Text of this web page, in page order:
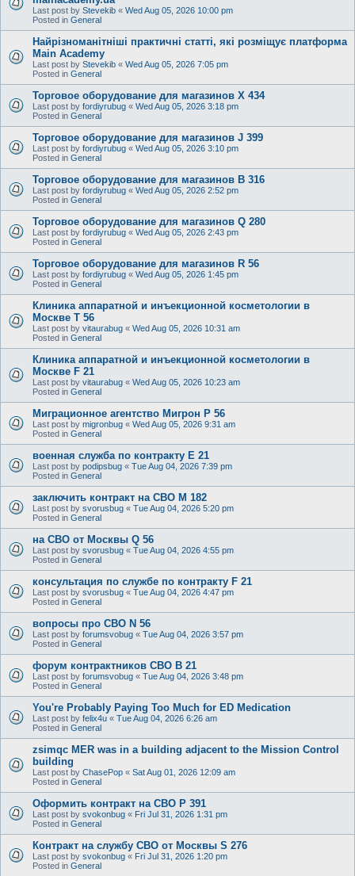
Last post by Stevekib « Wed Aug 05, 2026 10:00 pm
Posted in General
Найрізноманітніші практичні статті, які розміщує платформа
Main Academy
Last post by Stevekib « Wed Aug 05, 2026 7:05 pm
Posted in General
Торговое оборудование для магазинов X 434
Last post by fordiyrubug « Wed Aug 05, 2026 3:18 pm
Posted in General
Торговое оборудование для магазинов J 399
Last post by fordiyrubug « Wed Aug 05, 2026 3:10 pm
Posted in General
Торговое оборудование для магазинов B 316
Last post by fordiyrubug « Wed Aug 05, 2026 2:52 pm
Posted in General
Торговое оборудование для магазинов Q 280
Last post by fordiyrubug « Wed Aug 05, 2026 2:43 pm
Posted in General
Торговое оборудование для магазинов R 56
Last post by fordiyrubug « Wed Aug 05, 2026 1:45 pm
Posted in General
Клиника аппаратной и инъекционной косметологии в
Москве T 56
Last post by vitaurabug « Wed Aug 05, 2026 10:31 am
Posted in General
Клиника аппаратной и инъекционной косметологии в
Москве F 21
Last post by vitaurabug « Wed Aug 05, 2026 10:23 am
Posted in General
Миграционное агентство Мигрон P 56
Last post by migronbug « Wed Aug 05, 2026 9:31 am
Posted in General
военная служба по контракту E 21
Last post by podipsbug « Tue Aug 04, 2026 7:39 pm
Posted in General
заключить контракт на СВО M 182
Last post by svorusbug « Tue Aug 04, 2026 5:20 pm
Posted in General
на СВО от Москвы Q 56
Last post by svorusbug « Tue Aug 04, 2026 4:55 pm
Posted in General
консультация по службе по контракту F 21
Last post by svorusbug « Tue Aug 04, 2026 4:47 pm
Posted in General
вопросы про СВО N 56
Last post by forumsvobug « Tue Aug 04, 2026 3:57 pm
Posted in General
форум контрактников СВО B 21
Last post by forumsvobug « Tue Aug 04, 2026 3:48 pm
Posted in General
You're Probably Paying Too Much for ED Medication
Last post by felix4u « Tue Aug 04, 2026 6:26 am
Posted in General
zsimqc MER was in a building adjacent to the Mission Control
building
Last post by ChasePop « Sat Aug 01, 2026 12:09 am
Posted in General
Оформить контракт на СВО P 391
Last post by svokonbug « Fri Jul 31, 2026 1:31 pm
Posted in General
Контракт на службу СВО от Москвы S 276
Last post by svokonbug « Fri Jul 31, 2026 1:20 pm
Posted in General